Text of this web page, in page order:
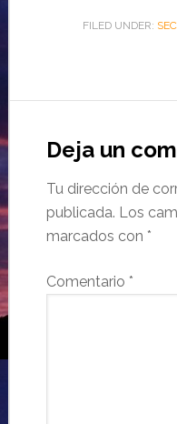
FILED UNDER:
Deja un
Tu dirección de
publicada. Los
marcados con *
Comentario *